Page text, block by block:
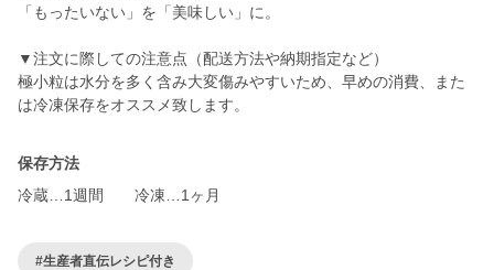
「もったいない」を「美味しい」に。
▼注文に際しての注意点（配送方法や納期指定など）
極小粒は水分を多く含み大変傷みやすいため、早めの消費、また
は冷凍保存をオススメ致します。
保存方法
冷蔵…1週間 冷凍…1ヶ月
#生産者直伝レシピ付き